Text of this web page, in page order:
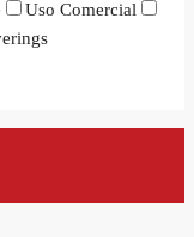
Uso Comercial